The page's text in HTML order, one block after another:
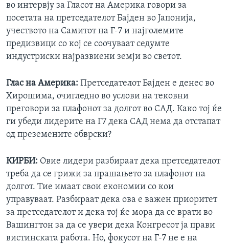
во интервју за Гласот на Америка говори за
посетата на претседателот Бајден во Јапонија,
учеството на Самитот на Г-7 и најголемите
предизвици со кој се соочуваат седумте
индустриски најразвиени земји во светот.
Глас на Америка: Претседателот Бајден е денес во
Хирошима, очигледно во услови на тековни
преговори за плафонот за долгот во САД. Како тој ќе
ги убеди лидерите на Г7 дека САД нема да отстапат
од преземените обврски?
КИРБИ: Овие лидери разбираат дека претседателот
треба да се грижи за прашањето за плафонот на
долгот. Тие имаат свои економии со кои
управуваат. Разбираат дека ова е важен приоритет
за претседателот и дека тој ќе мора да се врати во
Вашингтон за да се увери дека Конгресот ја прави
вистинската работа. Но, фокусот на Г-7 не е на